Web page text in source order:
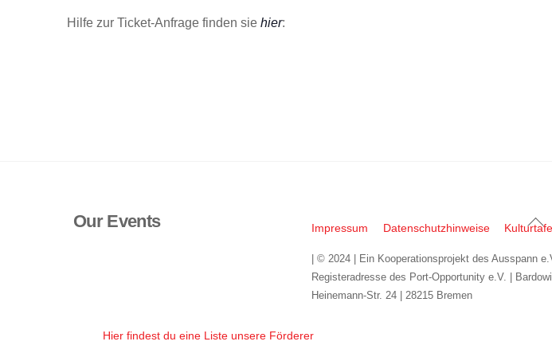
Hilfe zur Ticket-Anfrage finden sie hier:
Back
Top
Our Events Impressum Datenschutzhinweise
| © 2024 | Ein Kooperationsprojekt des Ausspann
Registeradresse des Port-Opportunity e.V. |
Heinemann-Str. 24 | 28215 Bremen
Hier findest du eine Liste unsere Förderer